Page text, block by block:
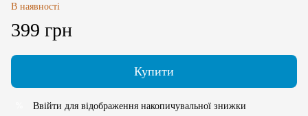
В наявності
399 грн
Купити
Ввійти для відображення накопичувальної знижки